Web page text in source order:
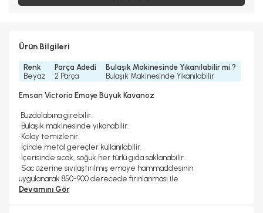
Ürün Bilgileri
Renk
Beyaz
Parça Adedi
2 Parça
Bulaşık Makinesinde Yıkanılabilir mi ?
Bulaşık Makinesinde Yıkanılabilir
Emsan Victoria Emaye Büyük Kavanoz
Buzdolabına girebilir.
• Bulaşık makinesinde yıkanabilir.
• Kolay temizlenir.
• İçinde metal gereçler kullanılabilir.
• İçerisinde sıcak, soğuk her türlü gıda saklanabilir.
• Sac üzerine sıvılaştırılmış emaye hammaddesinin
uygulanarak 850-900 derecede fırınlanması ile
camsı bir yüzey elde edildiğinden çizilmelere karşı
Devamını Gör